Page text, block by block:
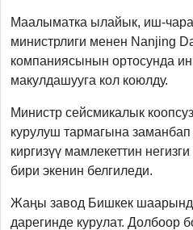
Маалыматка ылайык, иш-
министрлиги менен Nanjing
компаниясынын ортосунда
макулдашууга кол коюлду.
Министр сейсмикалык
курулуш тармагына
киргизүү мамлекеттин
бири экенин белгиледи.
Жаңы завод Бишкек
дарегинде курулат.